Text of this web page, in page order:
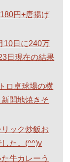
円+唐揚げ
10日に240万
日現在の結果
ロ卓球場の横
開地焼きそ
ック炒飯お
た。(^^)v
牛カレーう